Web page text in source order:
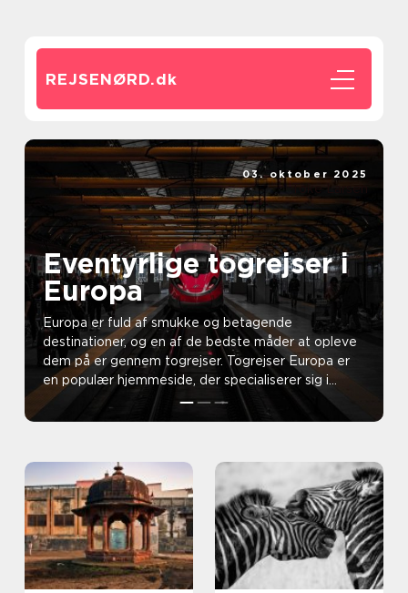
REJSENØRD.dk
Eventyrlige togrejser i
Europa
Europa er fuld af smukke og betagende
destinationer, og en af de bedste måder at opleve
dem på er gennem togrejser. Togrejser Europa er
en populær hjemmeside, der specialiserer sig i...
03. oktober 2025
Toke Larsen